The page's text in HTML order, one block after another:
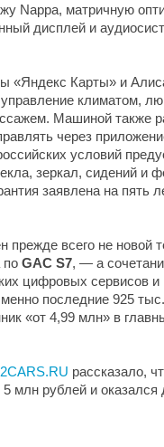
Nappa, матричную
дисплей и
«Яндекс Карты» и
климатом,
Машиной также
через
условий
зеркал, сидений и
заявлена на пять
прежде всего не новой
по GAC S7, — а
цифровых сервисов и
последние 925
«от 4,99 млн» в
рассказало,
5 млн рублей и